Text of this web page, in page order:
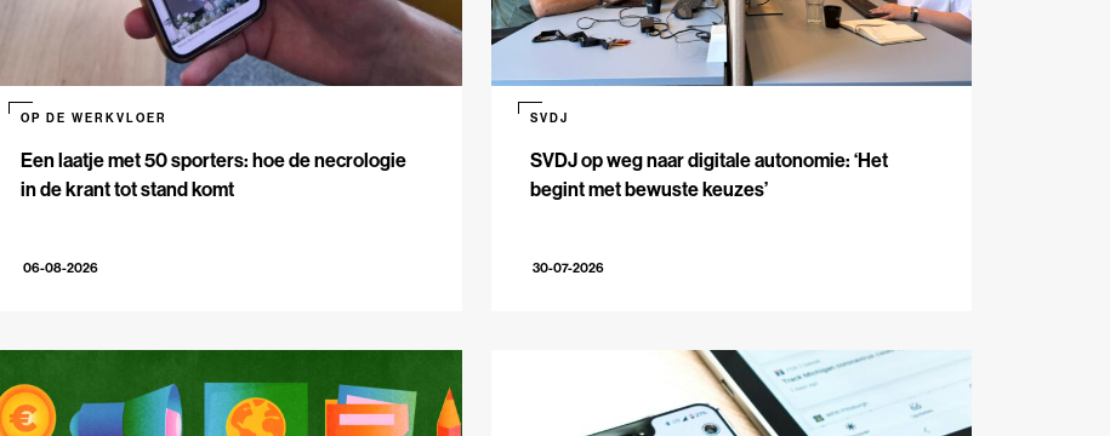
Een laatje met 50 sporters: hoe de necrologie
in de krant tot stand komt
OP DE WERKVLOER
06-08-2026
SVDJ op weg naar digitale autonomie: ‘Het
begint met bewuste keuzes’
SVDJ
30-07-2026